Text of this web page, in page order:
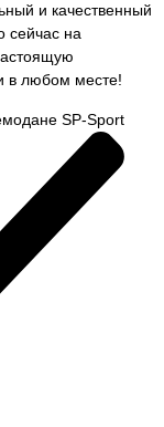
и качественный
сейчас на
в любом месте!
SP-Sport